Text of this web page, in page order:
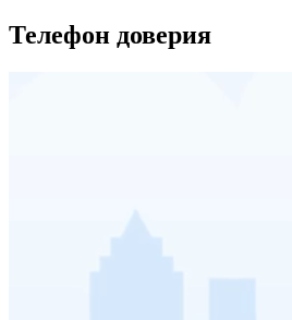
Телефон доверия